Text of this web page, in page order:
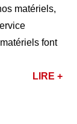
matériels,
font
LIRE +